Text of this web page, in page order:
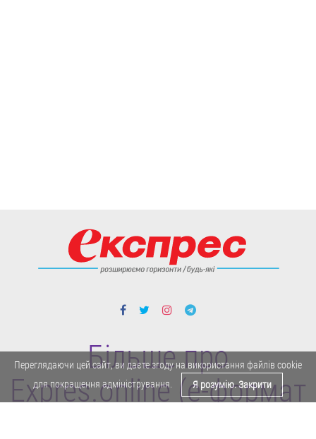
Більше про
Expres.online (e-формат
Переглядаючи цей сайт, ви даєте згоду на використання файлів cookie
для покращення адміністрування.
Я розумію. Закрити